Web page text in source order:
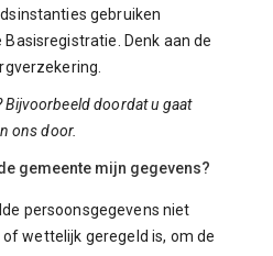
gebruiken
Denk aan de
Bijvoorbeeld doordat u gaat
ons door.
gemeente mijn gegevens?
persoonsgegevens niet
wettelijk geregeld is, om de